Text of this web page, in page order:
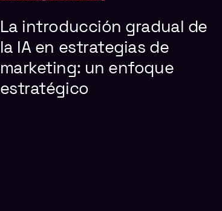
La introducción gradual de
la IA en estrategias de
marketing: un enfoque
estratégico